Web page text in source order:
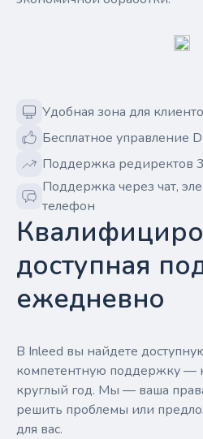
Удобная зона для
Бесплатное управление
Поддержка редиректов
Поддержка через чат,
телефон
доступная
ежедневно
В Inleed вы найдете
компетентную поддержку —
круглый год. Мы — ваша
решить проблемы или
для вас.